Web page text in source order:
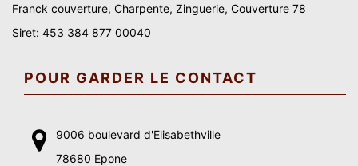
Franck couverture, Charpente, Zinguerie, Couverture 78
Siret: 453 384 877 00040
POUR GARDER LE CONTACT
9006 boulevard d'Elisabethville
78680 Epone